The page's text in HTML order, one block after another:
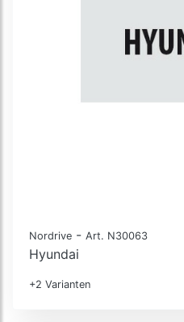
Nordrive - Art. N30063
Hyundai
+2 Varianten